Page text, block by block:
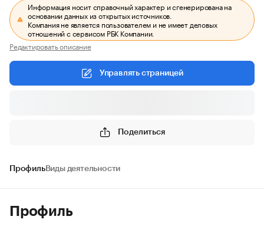
Информация носит справочный характер и сгенерирована на
основании данных из открытых источников.
Компания не является пользователем и не имеет деловых
отношений с сервисом РБК Компании.
Редактировать описание
Управлять страницей
Поделиться
ПрофильВиды деятельности
Профиль